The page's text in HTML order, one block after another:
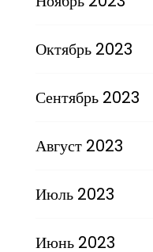
Октябрь 2023
Сентябрь 2023
Август 2023
Июль 2023
Июнь 2023